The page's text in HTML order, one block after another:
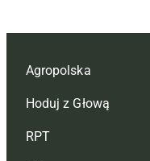
Agropolska
Redakcja
Reklama
Hoduj z Głową
Hoduj z głową bydło
RPT